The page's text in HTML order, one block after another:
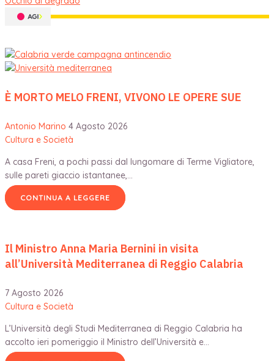
È MORTO MELO FRENI, VIVONO LE OPERE SUE
Antonio Marino 4 Agosto 2026
Cultura e Società
A casa Freni, a pochi passi dal lungomare di Terme Vigliatore,
sulle pareti giaccio istantanee,…
CONTINUA A LEGGERE
Il Ministro Anna Maria Bernini in visita
all’Università Mediterranea di Reggio Calabria
7 Agosto 2026
Cultura e Società
L’Università degli Studi Mediterranea di Reggio Calabria ha
accolto ieri pomeriggio il Ministro dell’Università e…